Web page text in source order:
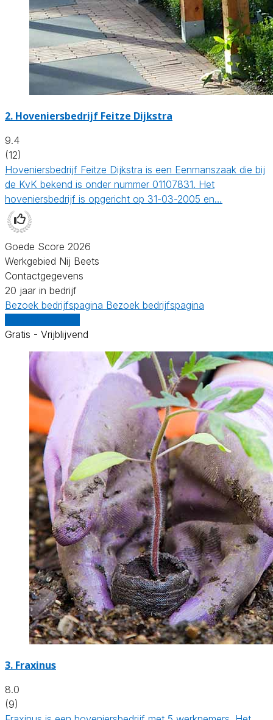
2. Hoveniersbedrijf Feitze Dijkstra
9.4
(12)
Hoveniersbedrijf Feitze Dijkstra is een Eenmanszaak die bij
de KvK bekend is onder nummer 01107831. Het
hoveniersbedrijf is opgericht op 31-03-2005 en…
Goede Score 2026
Werkgebied Nij Beets
Contactgegevens
20 jaar in bedrijf
Bezoek bedrijfspagina Bezoek bedrijfspagina
Gratis - Vrijblijvend
3. Fraxinus
8.0
(9)